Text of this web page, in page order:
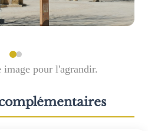
image pour l'agrandir.